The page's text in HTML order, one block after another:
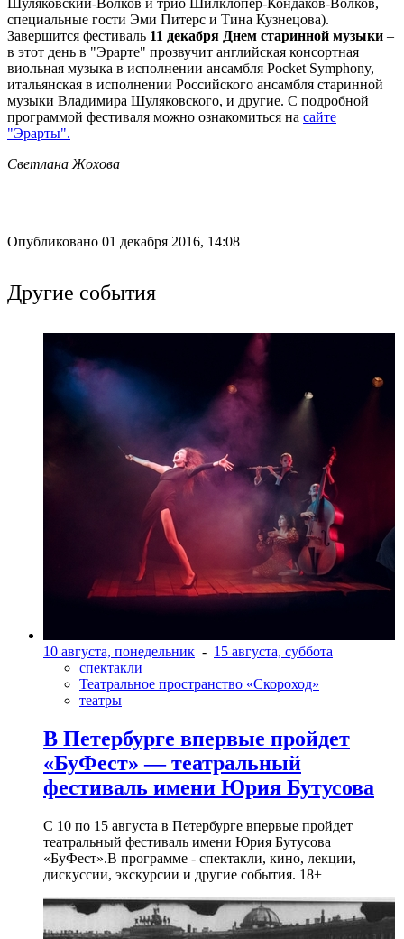
специальные гости Эми Питерс и Тина Кузнецова).
Завершится фестиваль 11 декабря Днем старинной музыки –
в этот день в "Эрарте" прозвучит английская консортная
виольная музыка в исполнении ансамбля Pocket Symphony,
итальянская в исполнении Российского ансамбля старинной
музыки Владимира Шуляковского, и другие. С подробной
программой фестиваля можно ознакомиться на сайте
"Эрарты".
Светлана Жохова
Опубликовано 01 декабря 2016, 14:08
Другие события
10 августа, понедельник - 15 августа, суббота
спектакли
Театральное пространство «Скороход»
театры
В Петербурге впервые пройдет
«БуФест» — театральный
фестиваль имени Юрия Бутусова
С 10 по 15 августа в Петербурге впервые пройдет
театральный фестиваль имени Юрия Бутусова
«БуФест».В программе - спектакли, кино, лекции,
дискуссии, экскурсии и другие события. 18+